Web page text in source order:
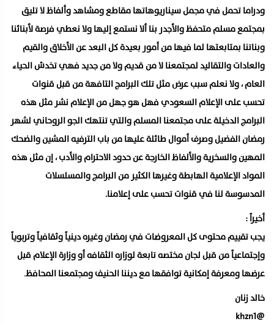
ودراما تحمل في مجمل سيناريوهاتها مقاطع ومشاهد وألفاظ لا تليق
بمجتمع مسلم متحفظ والأجدر بنا ألا نستمع إليها ولا نعطي فرصة لأبنائنا
وبناتنا بمتابعتها لما فيها من أمور بعيدة كل البعد عن الأخلاق والقيم
والعادات والتقاليد لمجتمعنا لا من قديم ولا من جديد فهي تخدش الحياء
العام ، ولا نعلم سبب عرض مثل تلك البرامج التافهة من قبل قنوات
تحسب على الإعلام السعودي فهل هو جهل من الإعلام نشر مثل هذه
البرامج الدخيلة على مجتمعنا المسلم والتي تنتهك الجو الروحاني لشهر
رمضان الفضيل وصرف أموال طائلة عليها من باب الترفيه المشين والضحك
المهين والسخرية والألفاظ الخارجة عن حدود الاحترام والأدب ، إن مثل هذه
المواد الإعلامية الهابطة وغيرها الكثير من البرامج والمسلسلات
المدسوسة لنا في قنوات تحسب على إعلامنا.
أخيراً :
يجب تقييم محتوى كل المعروضات في رمضان وغيره دينياً وثقافياً وتربوياً
وإجتماعياً من قبل لجان مختصه تابعة لوزاره الثقافه أو وزارة الإعلام قبل
عرضها ومعرفة إمكانية توافقها مع ديننا الحنيف ومجتمعنا المحافظ.
خالد زنان
@khzn1